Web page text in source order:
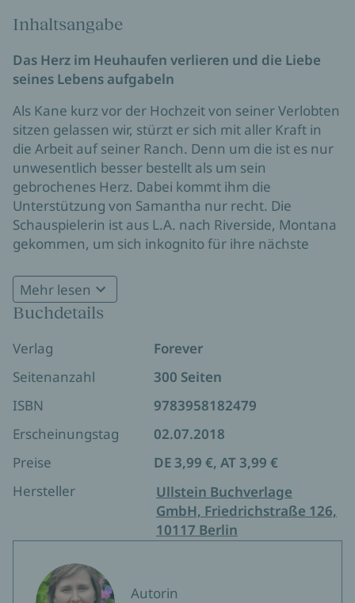
Inhaltsangabe
Das Herz im Heuhaufen verlieren und die Liebe
seines Lebens aufgabeln
Als Kane kurz vor der Hochzeit von seiner Verlobten
sitzen gelassen wir, stürzt er sich mit aller Kraft in
die Arbeit auf seiner Ranch. Denn um die ist es nur
unwesentlich besser bestellt als um sein
gebrochenes Herz. Dabei kommt ihm die
Unterstützung von Samantha nur recht. Die
Schauspielerin ist aus L.A. nach Riverside, Montana
gekommen, um sich inkognito für ihre nächste
Funken zwischen ihnen sprühen, doch Kane ahnt
immer noch nicht wer Samantha wirklich ist. Sie
weiß, dass sie es ihm sagen muss, aber wird er ihr
ihre Lüge verzeihen?
Mehr lesen
Buchdetails
Verlag
Forever
Seitenanzahl
300 Seiten
ISBN
9783958182479
Erscheinungstag
02.07.2018
Preise
DE 3,99 €, AT 3,99 €
Hersteller
Ullstein Buchverlage
GmbH, Friedrichstraße 126,
10117 Berlin
Autorin